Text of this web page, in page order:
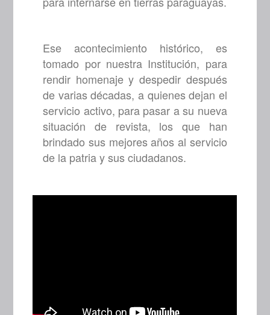
Ese acontecimiento histórico, es
tomado por nuestra Institución, para
rendir homenaje y despedir después
de varias décadas, a quienes dejan el
servicio activo, para pasar a su nueva
situación de revista, los que han
brindado sus mejores años al servicio
de la patria y sus ciudadanos.